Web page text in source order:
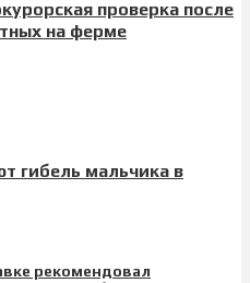
проверка после
на ферме
гибель мальчика в